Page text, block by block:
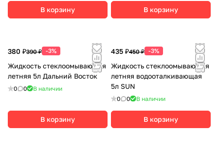
В корзину В корзину
380 ₽390 ₽ -3%
Жидкость стеклоомывающая
летняя 5л Дальний Восток
0 0 В наличии
В корзину
435 ₽450 ₽ -3%
Жидкость стеклоомывающая
летняя водооталкивающая
5л SUN
0 0 В наличии
В корзину